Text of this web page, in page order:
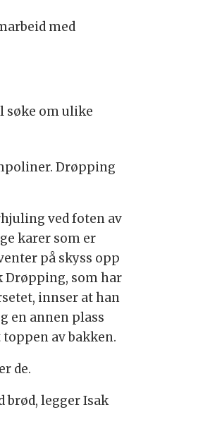
med
søke om ulike
Drøpping
ved foten av
karer som er
på skyss opp
Drøpping, som har
innser at han
en annen plass
av bakken.
de.
brød, legger Isak